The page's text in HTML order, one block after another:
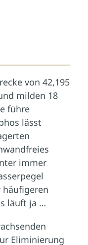
von 42,195
milden 18
führe
lässt
immer
läuft ja …
Eliminierung